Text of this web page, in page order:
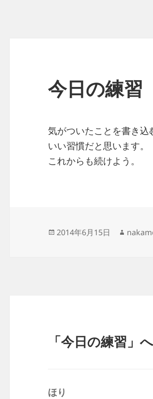
今日の練習
気がついたことを書き込
いい習慣だと思います。
これからも続けよう。
投
2014年6月15日
作
「今日の練習」
ほり